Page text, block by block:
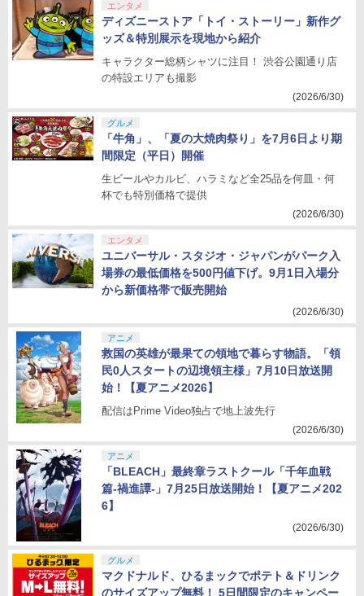
エンタメ
ディズニーストア「トイ・ストーリー」新作グ
ッズ＆特別展示を現地から紹介
キャラクター総柄シャツに注目！ 渋谷公園通り店
の特設エリアも撮影
(2026/6/30)
グルメ
「牛角」、「夏の大焼肉祭り」を7月6日より期
間限定（平日）開催
生ビールやカルビ、ハラミなど全25品を何皿・何
杯でも特別価格で提供
(2026/6/30)
エンタメ
ユニバーサル・スタジオ・ジャパンがパーク入
場券の最低価格を500円値下げ。9月1日入場分
から新価格帯で販売開始
(2026/6/30)
アニメ
救国の英雄が最果ての領地で暮らす物語。「領
民0人スタートの辺境領主様」7月10日放送開
始！【夏アニメ2026】
配信はPrime Video独占で地上波先行
(2026/6/30)
アニメ
「BLEACH」最終章ラストクール「千年血戦
篇-禍進譚-」7月25日放送開始！【夏アニメ202
6】
(2026/6/30)
グルメ
マクドナルド、ひるまックでポテト＆ドリンク
のサイズアップ無料！ 5日間限定のキャンペー